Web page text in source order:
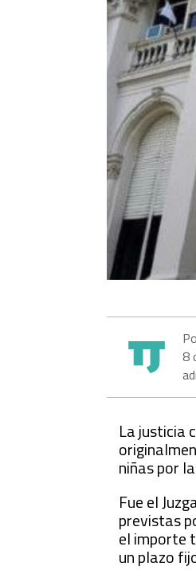
8
La justicia
niñas por
Fue el
previstas
el importe
un plazo